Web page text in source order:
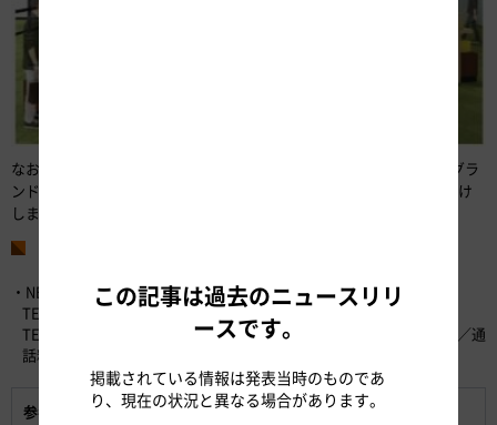
なお、浜名湖SAは今後もリニューアル工事を進め、2019年12月頃にグラ
ンドオープンを予定しています。リニューアル工事中はご迷惑をおかけ
しますが、新しく進化する浜名湖SAにご期待ください。
・NEXCO中日本お客さまセンター （24時間365日対応）
TEL：0120-922-229 （フリーダイヤル）
TEL：052-223-0333 （フリーダイヤルがご利用になれないお客さま／通
話料有料）
参考資料: 浜名湖SAの概要
この記事は過去のニュースリリ
ースです。
掲載されている情報は発表当時のものであ
り、現在の状況と異なる場合があります。